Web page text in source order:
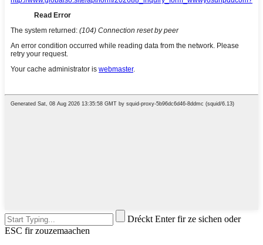
Dréckt Enter fir ze sichen oder
ESC fir zouzemaachen